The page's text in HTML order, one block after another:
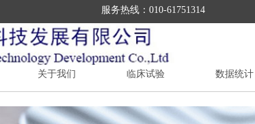
服务热线：010-61751314
关于我们 临床试验 数据统计